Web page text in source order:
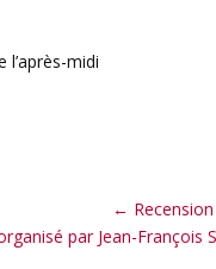
l’après-midi
←
par Jean-François